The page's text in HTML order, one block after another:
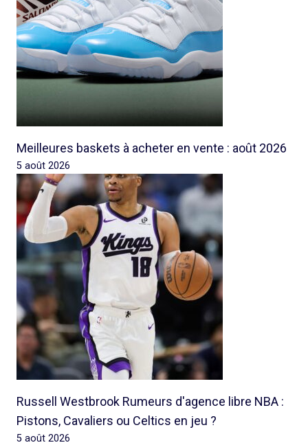
Meilleures baskets à acheter en vente : août 2026
5 août 2026
Russell Westbrook Rumeurs d'agence libre NBA :
Pistons, Cavaliers ou Celtics en jeu ?
5 août 2026